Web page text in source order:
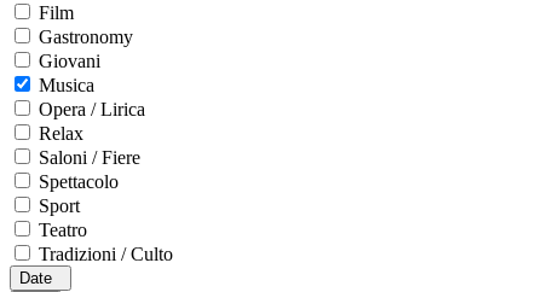
Film
Gastronomy
Giovani
Musica
Opera / Lirica
Relax
Saloni / Fiere
Spettacolo
Sport
Teatro
Tradizioni / Culto
Date